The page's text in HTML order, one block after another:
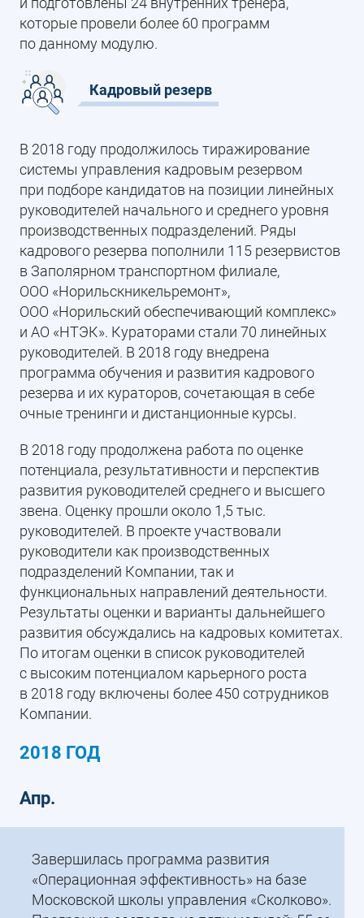
которые провели более 60 программ
по данному модулю.
Кадровый резерв
В 2018 году продолжилось тиражирование
системы управления кадровым резервом
при подборе кандидатов на позиции линейных
руководителей начального и среднего уровня
производственных подразделений. Ряды
кадрового резерва пополнили 115 резервистов
в Заполярном транспортном филиале,
ООО «Норильскникельремонт»,
ООО «Норильский обеспечивающий комплекс»
и АО «НТЭК». Кураторами стали 70 линейных
руководителей. В 2018 году внедрена
программа обучения и развития кадрового
резерва и их кураторов, сочетающая в себе
очные тренинги и дистанционные курсы.
В 2018 году продолжена работа по оценке
потенциала, результативности и перспектив
развития руководителей среднего и высшего
звена. Оценку прошли около 1,5 тыс.
руководителей. В проекте участвовали
руководители как производственных
подразделений Компании, так и
функциональных направлений деятельности.
Результаты оценки и варианты дальнейшего
развития обсуждались на кадровых комитетах.
По итогам оценки в список руководителей
с высоким потенциалом карьерного роста
в 2018 году включены более 450 сотрудников
Компании.
2018 ГОД
Апр.
Завершилась программа развития
«Операционная эффективность» на базе
Московской школы управления «Сколково».